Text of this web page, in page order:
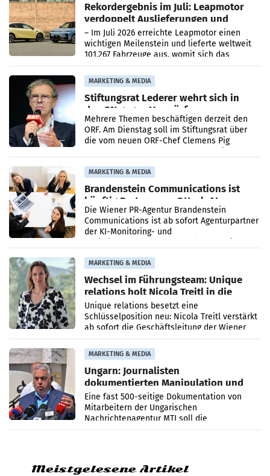
Rekordergebnis im Juli: Leapmotor
verdoppelt Auslieferungen und
überschreitet die 100.000er-Marke
– Im Juli 2026 erreichte Leapmotor einen
wichtigen Meilenstein und lieferte weltweit
101.267 Fahrzeuge aus, womit sich das
Ergebnis gegenüber Juli 2025 mehr als
verdoppelte (+102
MARKETING & MEDIA
Stiftungsrat Lederer wehrt sich in
den SN gegen Vorwürfe
Mehrere Themen beschäftigen derzeit den
ORF. Am Dienstag soll im Stiftungsrat über
die vom neuen ORF-Chef Clemens Pig
MARKETING & MEDIA
Brandenstein Communications ist
künftig Partner von OtterlyAI
Die Wiener PR-Agentur Brandenstein
Communications ist ab sofort Agenturpartner
der KI-Monitoring- und
MARKETING & MEDIA
Wechsel im Führungsteam: Unique
relations holt Nicola Treitl in die
Geschäftsleitung
Unique relations besetzt eine
Schlüsselposition neu: Nicola Treitl verstärkt
ab sofort die Geschäftsleitung der Wiener
PR-Agentur an der Seite von Josef Kalina und
Anna Kalina-Mahr.
MARKETING & MEDIA
Ungarn: Journalisten
dokumentierten Manipulation und
Zensur
Eine fast 500-seitige Dokumentation von
Mitarbeitern der Ungarischen
Nachrichtenagentur MTI soll die
systematische Nachrichten-Manipulation und
Meistgelesene Artikel